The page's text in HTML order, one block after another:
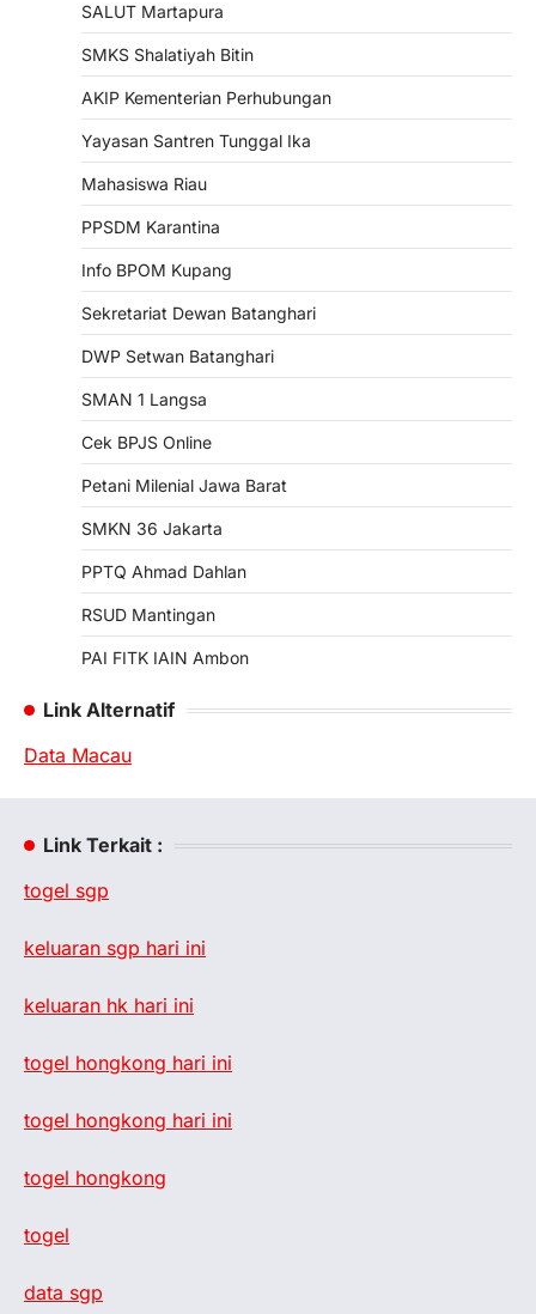
SALUT Martapura
SMKS Shalatiyah Bitin
AKIP Kementerian Perhubungan
Yayasan Santren Tunggal Ika
Mahasiswa Riau
PPSDM Karantina
Info BPOM Kupang
Sekretariat Dewan Batanghari
DWP Setwan Batanghari
SMAN 1 Langsa
Cek BPJS Online
Petani Milenial Jawa Barat
SMKN 36 Jakarta
PPTQ Ahmad Dahlan
RSUD Mantingan
PAI FITK IAIN Ambon
Link Alternatif
Data Macau
Link Terkait :
togel sgp
keluaran sgp hari ini
keluaran hk hari ini
togel hongkong hari ini
togel hongkong hari ini
togel hongkong
togel
data sgp